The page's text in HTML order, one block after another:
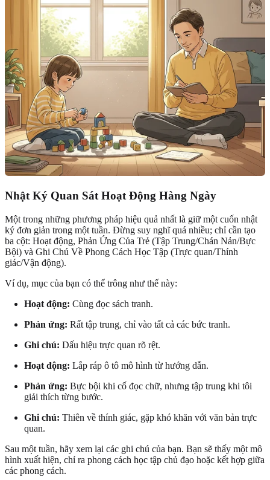
Nhật Ký Quan Sát Hoạt Động Hàng Ngày
Một trong những phương pháp hiệu quả nhất là giữ một cuốn nhật
ký đơn giản trong một tuần. Đừng suy nghĩ quá nhiều; chỉ cần tạo
ba cột: Hoạt động, Phản Ứng Của Trẻ (Tập Trung/Chán Nản/Bực
Bội) và Ghi Chú Về Phong Cách Học Tập (Trực quan/Thính
giác/Vận động).
Ví dụ, mục của bạn có thể trông như thế này:
Hoạt động: Cùng đọc sách tranh.
Phản ứng: Rất tập trung, chỉ vào tất cả các bức tranh.
Ghi chú: Dấu hiệu trực quan rõ rệt.
Hoạt động: Lắp ráp ô tô mô hình từ hướng dẫn.
Phản ứng: Bực bội khi cố đọc chữ, nhưng tập trung khi tôi
giải thích từng bước.
Ghi chú: Thiên về thính giác, gặp khó khăn với văn bản trực
quan.
Sau một tuần, hãy xem lại các ghi chú của bạn. Bạn sẽ thấy một mô
hình xuất hiện, chỉ ra phong cách học tập chủ đạo hoặc kết hợp giữa
các phong cách.